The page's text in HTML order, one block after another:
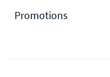
Promotions